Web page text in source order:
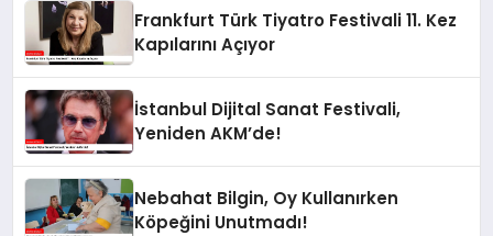
Frankfurt Türk Tiyatro Festivali 11. Kez
Kapılarını Açıyor
İstanbul Dijital Sanat Festivali,
Yeniden AKM’de!
Nebahat Bilgin, Oy Kullanırken
Köpeğini Unutmadı!